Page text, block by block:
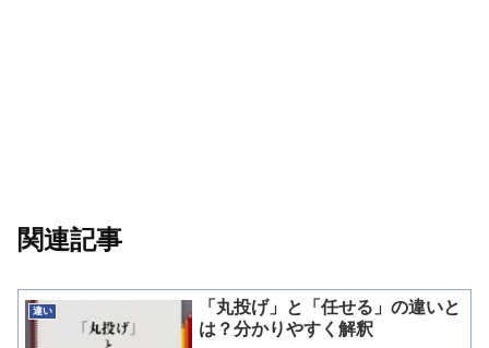
関連記事
違い
「丸投げ」と「任せる」の違いと
は？分かりやすく解釈